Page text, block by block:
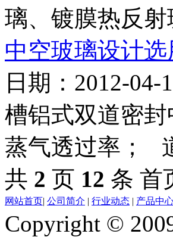
璃、镀膜热反
中空玻璃设计选
日期：2012-04-
槽铝式双道密
蒸气透过率；
共 2 页 12 条 首
网站首页 公司简介 行业动态 产品中
Copyright ©